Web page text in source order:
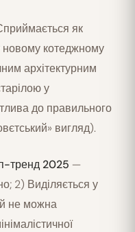
як
новому котеджному
архітектурним
у
до правильного
вигляд).
тренд 2025 —
2) Виділяється у
не можна